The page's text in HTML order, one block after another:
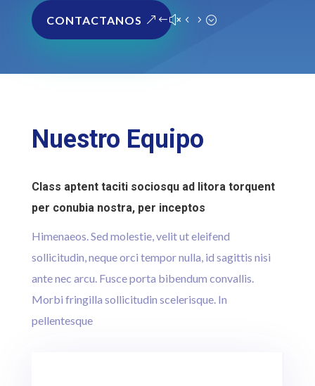
CONTACTANOS
Nuestro Equipo
Class aptent taciti sociosqu ad litora torquent
per conubia nostra, per inceptos
Himenaeos. Sed molestie, velit ut eleifend
sollicitudin, neque orci tempor nulla, id sagittis nisi
ante nec arcu. Fusce porta bibendum convallis.
Morbi fringilla sollicitudin scelerisque. In
pellentesque